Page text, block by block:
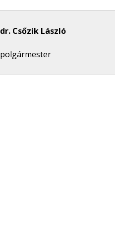
dr. Csőzik László
polgármester